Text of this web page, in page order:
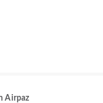
Airpaz